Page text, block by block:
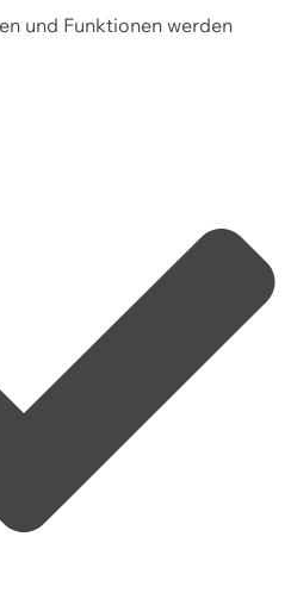
und Funktionen werden